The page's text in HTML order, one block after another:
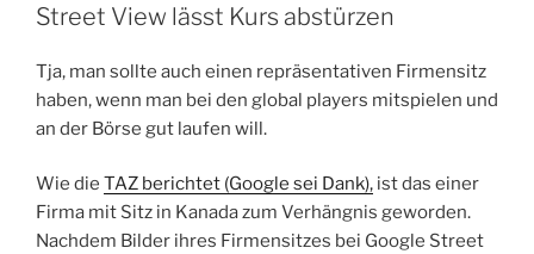
Street View lässt Kurs abstürzen
Tja, man sollte auch einen repräsentativen Firmensitz
haben, wenn man bei den global players mitspielen und
an der Börse gut laufen will.
Wie die TAZ berichtet (Google sei Dank), ist das einer
Firma mit Sitz in Kanada zum Verhängnis geworden.
Nachdem Bilder ihres Firmensitzes bei Google Street